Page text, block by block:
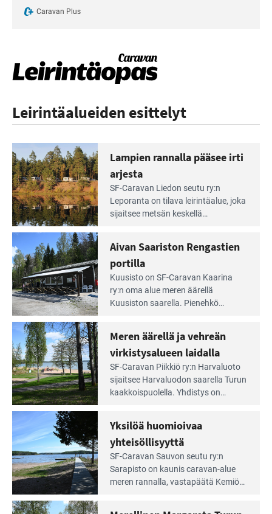
Caravan Plus
Leirintäalueiden esittelyt
Lue
Leirintäoppaan
artikkeli:
Lampien
rannalla
pääsee
irti
arjesta
Lampien rannalla pääsee irti
arjesta
SF-Caravan Liedon seutu ry:n
Leporanta on tilava leirintäalue, joka
sijaitsee metsän kes­kellä
tarjoaa ympäris­töineen kauniit
maisemat ja loistavat virkistäytymis­
mahdollisuudet.
Lue
Leirintäoppaan
artikkeli:
Aivan
Saariston
Rengastien
portilla
Aivan Saariston Rengastien
portilla
Kuusisto on SF-Caravan Kaarina
ry:n oma alue meren äärellä
Kuusiston saarella. Pie­nehkö
Lue
Leirintäoppaan
artikkeli:
Meren
äärellä
ja
vehreän
virkistysalueen
laidalla
Meren äärellä ja vehreän
virkistysalueen laidalla
SF-Caravan Piikkiö ry:n Harvaluoto
sijait­see Harvaluodon saarella Turun
kaakkois­puolella. Yhdistys on
virkistysalueesta.
Lue
Leirintäoppaan
artikkeli:
Yksilöä
huomioivaa
Yksilöä huomioivaa
yhteisöllisyyttä
SF-Caravan Sauvon seutu ry:n
Sarapisto on kaunis caravan-alue
meren rannalla, vasta­päätä Kemiön